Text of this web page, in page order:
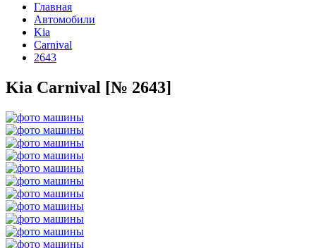
Главная
Автомобили
Kia
Carnival
2643
Kia Carnival [№ 2643]